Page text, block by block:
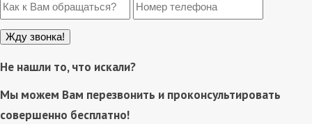
Не нашли то, что искали?
Мы можем Вам перезвонить и проконсультировать
совершенно бесплатно!